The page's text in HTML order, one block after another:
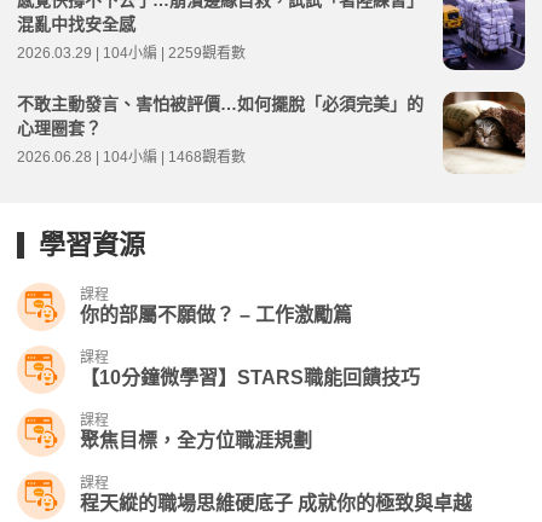
混亂中找安全感
2026.03.29 | 104小編 | 2259觀看數
不敢主動發言、害怕被評價…如何擺脫「必須完美」的
心理圈套？
2026.06.28 | 104小編 | 1468觀看數
學習資源
課程
你的部屬不願做？ – 工作激勵篇
課程
【10分鐘微學習】STARS職能回饋技巧
課程
聚焦目標，全方位職涯規劃
課程
程天縱的職場思維硬底子 成就你的極致與卓越